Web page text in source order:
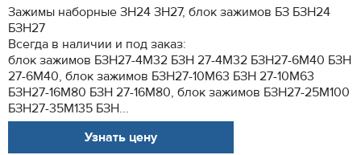
Зажимы наборные ЗН24 ЗН27, блок зажимов БЗ БЗН24
БЗН27
Всегда в наличии и под заказ:
блок зажимов БЗН27-4М32 БЗН 27-4М32 БЗН27-6М40 БЗН
27-6М40, блок зажимов БЗН27-10М63 БЗН 27-10М63
БЗН27-16М80 БЗН 27-16М80, блок зажимов БЗН27-25М100
БЗН27-35М135 БЗН...
Узнать цену